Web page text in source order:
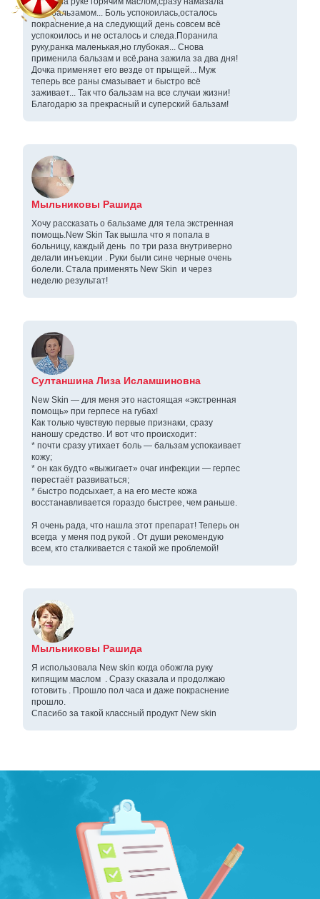
весь бальзамом... Боль успокоилась,осталось
покраснение,а на следующий день совсем всё
успокоилось и не осталось и следа.Поранила
руку,ранка маленькая,но глубокая... Снова
применила бальзам и всё,рана зажила за два дня!
Дочка применяет его везде от прыщей... Муж
теперь все раны смазывает и быстро всё
заживает... Так что бальзам на все случаи жизни!
Благодарю за прекрасный и суперский бальзам!
Мыльниковы Рашида
Хочу рассказать о бальзаме для тела экстренная
помощь.New Skin Так вышла что я попала в
больницу, каждый день по три раза внутриверно
делали инъекции . Руки были сине черные очень
болели. Стала применять New Skin и через
неделю результат!
Султаншина Лиза Исламшиновна
New Skin — для меня это настоящая «экстренная
помощь» при герпесе на губах!
Как только чувствую первые признаки, сразу
наношу средство. И вот что происходит:
* почти сразу утихает боль — бальзам успокаивает
кожу;
* он как будто «выжигает» очаг инфекции — герпес
перестаёт развиваться;
* быстро подсыхает, а на его месте кожа
восстанавливается гораздо быстрее, чем раньше.
Я очень рада, что нашла этот препарат! Теперь он
всегда у меня под рукой . От души рекомендую
всем, кто сталкивается с такой же проблемой!
Мыльниковы Рашида
Я использовала New skin когда обожгла руку
кипящим маслом . Сразу сказала и продолжаю
готовить . Прошло пол часа и даже покраснение
прошло.
Спасибо за такой классный продукт New skin